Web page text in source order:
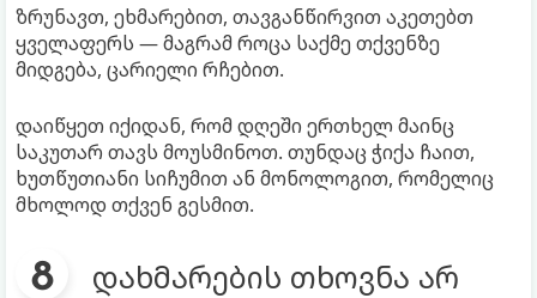
ზრუნავთ, ეხმარებით, თავგანწირვით აკეთებთ
ყველაფერს — მაგრამ როცა საქმე თქვენზე
მიდგება, ცარიელი რჩებით.
დაიწყეთ იქიდან, რომ დღეში ერთხელ მაინც
საკუთარ თავს მოუსმინოთ. თუნდაც ჭიქა ჩაით,
ხუთწუთიანი სიჩუმით ან მონოლოგით, რომელიც
მხოლოდ თქვენ გესმით.
დახმარების თხოვნა არ